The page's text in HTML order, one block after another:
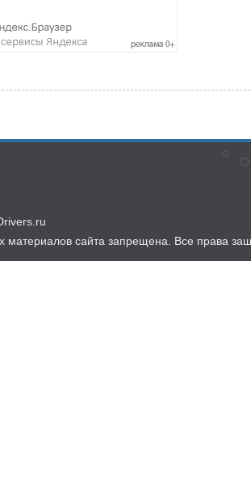
материалов сайта запрещена. Все права